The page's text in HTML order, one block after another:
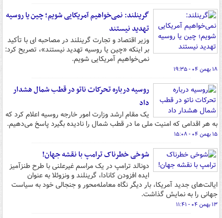
گرینلند: نمی‌خواهیم آمریکایی شویم؛ چین یا روسیه
تهدید نیستند
وزیر اقتصاد و تجارت گرینلند در مصاحبه ای با تأکید
بر اینکه «چین یا روسیه تهدید نیستند»، تصریح کرد:
نمی‌خواهیم آمریکایی شویم.
۱۸ بهمن ۰۴ - ۱۹:۳۵
روسیه درباره تحرکات ناتو در قطب شمال هشدار
داد
یک مقام ارشد وزارت امور خارجه روسیه اعلام کرد که
به هر اقدامی که امنیت ملی ما در قطب شمال را نادیده بگیرد پاسخ می‌دهیم.
۱۵ بهمن ۰۴ - ۱۵:۰۸
شوخی خطرناک ترامپ با نقشه جهان!
دونالد ترامپ در یک مراسم غیرعلنی با طرح طنزآمیز
ایده افزودن کانادا، گرینلند و ونزوئلا به عنوان
ایالت‌های جدید آمریکا، بار دیگر نگاه معامله‌محور و جنجالی خود به سیاست
جهانی را به نمایش گذاشت.
۱۳ بهمن ۰۴ - ۱۱:۴۱